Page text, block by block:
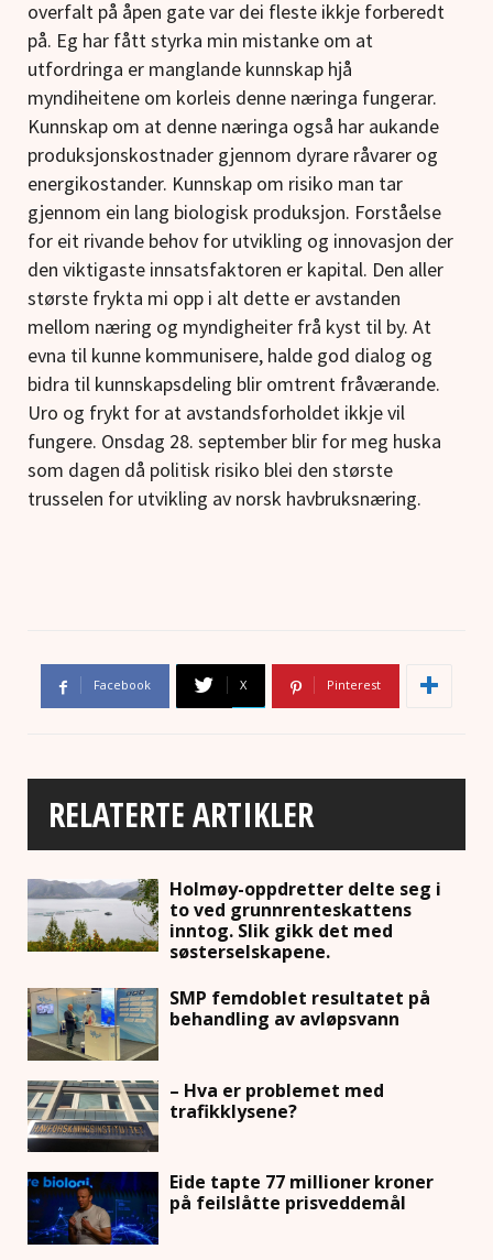
overfalt på åpen gate var dei fleste ikkje forberedt
på. Eg har fått styrka min mistanke om at
utfordringa er manglande kunnskap hjå
myndiheitene om korleis denne næringa fungerar.
Kunnskap om at denne næringa også har aukande
produksjonskostnader gjennom dyrare råvarer og
energikostander. Kunnskap om risiko man tar
gjennom ein lang biologisk produksjon. Forståelse
for eit rivande behov for utvikling og innovasjon der
den viktigaste innsatsfaktoren er kapital. Den aller
største frykta mi opp i alt dette er avstanden
mellom næring og myndigheiter frå kyst til by. At
evna til kunne kommunisere, halde god dialog og
bidra til kunnskapsdeling blir omtrent fråværande.
Uro og frykt for at avstandsforholdet ikkje vil
fungere. Onsdag 28. september blir for meg huska
som dagen då politisk risiko blei den største
trusselen for utvikling av norsk havbruksnæring.
Facebook X Pinterest
RELATERTE ARTIKLER
Holmøy-oppdretter delte seg i
to ved grunnrenteskattens
inntog. Slik gikk det med
søsterselskapene.
SMP femdoblet resultatet på
behandling av avløpsvann
– Hva er problemet med
trafikklysene?
Eide tapte 77 millioner kroner
på feilslåtte prisveddemål